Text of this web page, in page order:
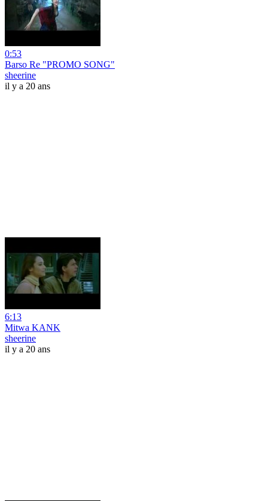
0:53
Barso Re "PROMO SONG"
sheerine
il y a 20 ans
6:13
Mitwa KANK
sheerine
il y a 20 ans